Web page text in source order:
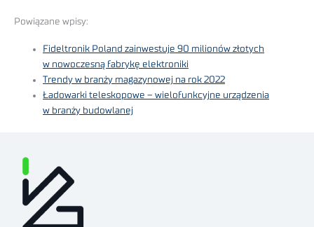
Powiązane wpisy:
Fideltronik Poland zainwestuje 90 milionów złotych
w nowoczesną fabrykę elektroniki
Trendy w branży magazynowej na rok 2022
Ładowarki teleskopowe – wielofunkcyjne urządzenia
w branży budowlanej